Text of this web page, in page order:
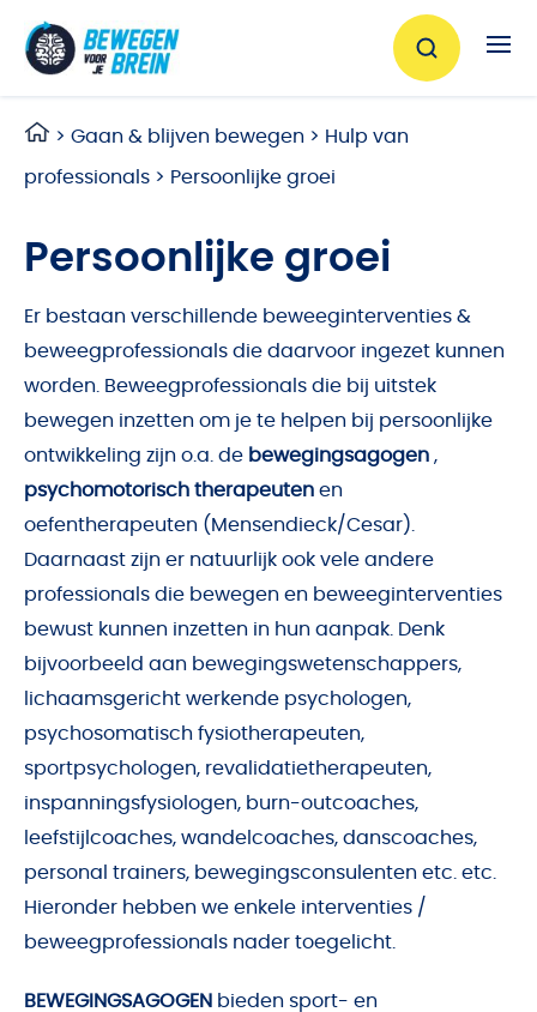
> Gaan & blijven bewegen > Hulp van
professionals > Persoonlijke groei
Persoonlijke groei
Er bestaan verschillende beweeginterventies &
beweegprofessionals die daarvoor ingezet kunnen
worden. Beweegprofessionals die bij uitstek
bewegen inzetten om je te helpen bij persoonlijke
ontwikkeling zijn o.a. de bewegingsagogen ,
psychomotorisch therapeuten en
oefentherapeuten (Mensendieck/Cesar).
Daarnaast zijn er natuurlijk ook vele andere
professionals die bewegen en beweeginterventies
bewust kunnen inzetten in hun aanpak. Denk
bijvoorbeeld aan bewegingswetenschappers,
lichaamsgericht werkende psychologen,
psychosomatisch fysiotherapeuten,
sportpsychologen, revalidatietherapeuten,
inspanningsfysiologen, burn-outcoaches,
leefstijlcoaches, wandelcoaches, danscoaches,
personal trainers, bewegingsconsulenten etc. etc.
Hieronder hebben we enkele interventies /
beweegprofessionals nader toegelicht.
BEWEGINGSAGOGEN bieden sport- en